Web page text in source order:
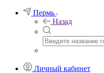
Пермь
Назад
Личный кабинет